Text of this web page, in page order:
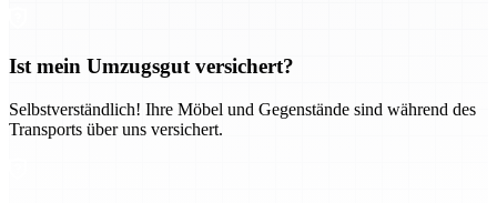
Ist mein Umzugsgut versichert?
Selbstverständlich! Ihre Möbel und Gegenstände sind während des
Transports über uns versichert.